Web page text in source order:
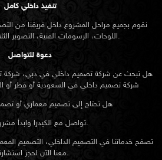
تنفيذ داخلي كامل
نقوم بجميع مراحل المشروع داخل فريقنا من
اللوحات، الرسومات الفنية، التصوير الثلاثي، وزيارات الموقع.
دعوة للتواصل
هل تبحث عن شركة تصميم داخلي في دبي، شركة
شركة تصميم داخلي في السعودية أو قطر أو
هل تحتاج إلى تصميم معماري أو
تواصل مع الكيدرا وابدأ مشروعك بثقة.
معنا الآن لحجز استشارتك.